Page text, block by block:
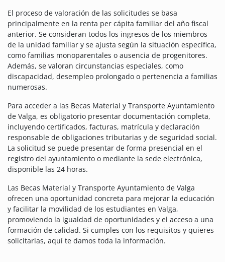
El proceso de valoración de las solicitudes se basa
principalmente en la renta per cápita familiar del año fiscal
anterior. Se consideran todos los ingresos de los miembros
de la unidad familiar y se ajusta según la situación específica,
como familias monoparentales o ausencia de progenitores.
Además, se valoran circunstancias especiales, como
discapacidad, desempleo prolongado o pertenencia a familias
numerosas.
Para acceder a las Becas Material y Transporte Ayuntamiento
de Valga, es obligatorio presentar documentación completa,
incluyendo certificados, facturas, matrícula y declaración
responsable de obligaciones tributarias y de seguridad social.
La solicitud se puede presentar de forma presencial en el
registro del ayuntamiento o mediante la sede electrónica,
disponible las 24 horas.
Las Becas Material y Transporte Ayuntamiento de Valga
ofrecen una oportunidad concreta para mejorar la educación
y facilitar la movilidad de los estudiantes en Valga,
promoviendo la igualdad de oportunidades y el acceso a una
formación de calidad. Si cumples con los requisitos y quieres
solicitarlas, aquí te damos toda la información.